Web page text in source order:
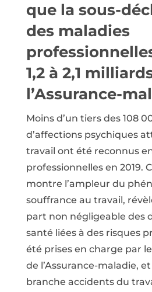
que la sous-
des maladies
1,2 à 2,1
l’Assurance-
Moins d’un tiers des 108
d’affections psychiques
travail ont été reconnus
professionnelles en 2019.
montre l’ampleur du
souffrance au travail,
part non négligeable des
santé liées à des risques
été prises en charge par
de l’Assurance-maladie,
branche accidents du